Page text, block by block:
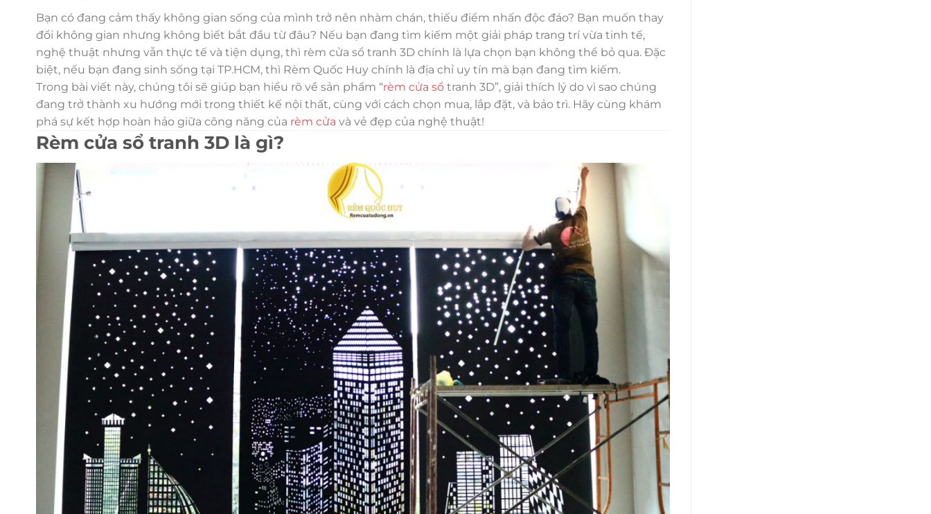
Bạn có đang cảm thấy không gian sống của mình trở nên nhàm chán, thiếu điểm nhấn độc đáo? Bạn muốn thay
đổi không gian nhưng không biết bắt đầu từ đâu? Nếu bạn đang tìm kiếm một giải pháp trang trí vừa tinh tế,
nghệ thuật nhưng vẫn thực tế và tiện dụng, thì rèm cửa sổ tranh 3D chính là lựa chọn bạn không thể bỏ qua. Đặc
biệt, nếu bạn đang sinh sống tại TP.HCM, thì Rèm Quốc Huy chính là địa chỉ uy tín mà bạn đang tìm kiếm.
Trong bài viết này, chúng tôi sẽ giúp bạn hiểu rõ về sản phẩm “rèm cửa sổ tranh 3D”, giải thích lý do vì sao chúng
đang trở thành xu hướng mới trong thiết kế nội thất, cùng với cách chọn mua, lắp đặt, và bảo trì. Hãy cùng khám
phá sự kết hợp hoàn hảo giữa công năng của rèm cửa và vẻ đẹp của nghệ thuật!
Rèm cửa sổ tranh 3D là gì?